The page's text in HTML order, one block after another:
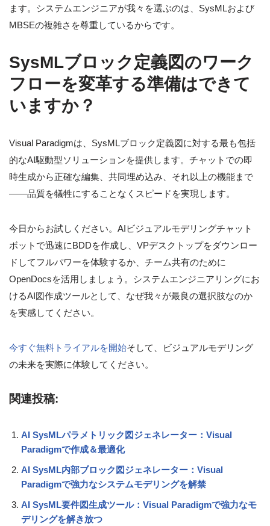
ます。システムエンジニアが我々を選ぶのは、SysMLおよび
MBSEの複雑さを尊重しているからです。
SysMLブロック定義図のワーク
フローを変革する準備はできて
いますか？
Visual Paradigmは、SysMLブロック定義図に対する最も包括
的なAI駆動型ソリューションを提供します。チャットでの即
時生成から正確な編集、共同埋め込み、それ以上の機能まで
——品質を犠牲にすることなくスピードを実現します。
今日からお試しください。AIビジュアルモデリングチャット
ボットで迅速にBDDを作成し、VPデスクトップをダウンロー
ドしてフルパワーを体験するか、チーム共有のために
OpenDocsを活用しましょう。システムエンジニアリングにお
けるAI図作成ツールとして、なぜ我々が最良の選択肢なのか
を実感してください。
今すぐ無料トライアルを開始そして、ビジュアルモデリング
の未来を実際に体験してください。
関連投稿:
AI SysMLパラメトリック図ジェネレーター：Visual
Paradigmで作成＆最適化
AI SysML内部ブロック図ジェネレーター：Visual
Paradigmで強力なシステムモデリングを解禁
AI SysML要件図生成ツール：Visual Paradigmで強力なモ
デリングを解き放つ